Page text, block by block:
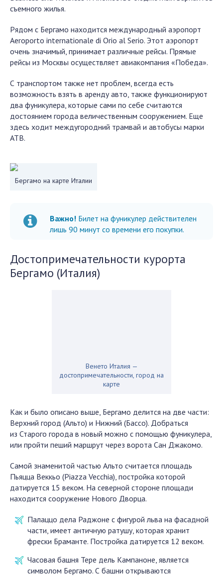
съемного жилья.
Рядом с Бергамо находится международный аэропорт
Aeroporto internationale di Orio al Serio. Этот аэропорт
очень значимый, принимает различные рейсы. Прямые
рейсы из Москвы осуществляет авиакомпания «Победа».
С транспортом также нет проблем, всегда есть
возможность взять в аренду авто, также функционируют
два фуникулера, которые сами по себе считаются
достоянием города величественным сооружением. Еще
здесь ходит междугородний трамвай и автобусы марки
АТВ.
Бергамо на карте Италии
Важно! Билет на фуникулер действителен
лишь 90 минут со времени его покупки.
Достопримечательности курорта
Бергамо (Италия)
Венето Италия —
достопримечательности, город на
карте
Как и было описано выше, Бергамо делится на две части:
Верхний город (Альто) и Нижний (Бассо). Добраться
из Старого города в новый можно с помощью фуникулера,
или пройти пеший маршрут через ворота Сан Джакомо.
Самой знаменитой частью Альто считается площадь
Пьяцца Веккьо (Piazza Vecchia), постройка которой
датируется 15 веком. На северной стороне площади
находится сооружение Нового Дворца.
Палаццо дела Раджоне с фигурой льва на фасадной
части, имеет античную ратушу, которая хранит
фрески Браманте. Постройка датируется 12 веком.
Часовая башня Тере дель Кампаноне, является
символом Бергамо. С башни открываются